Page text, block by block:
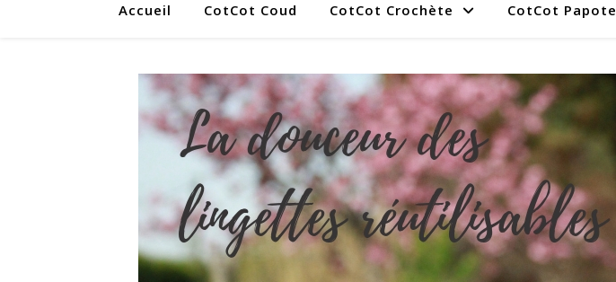
Accueil CotCot Coud CotCot Crochète CotCot Papote